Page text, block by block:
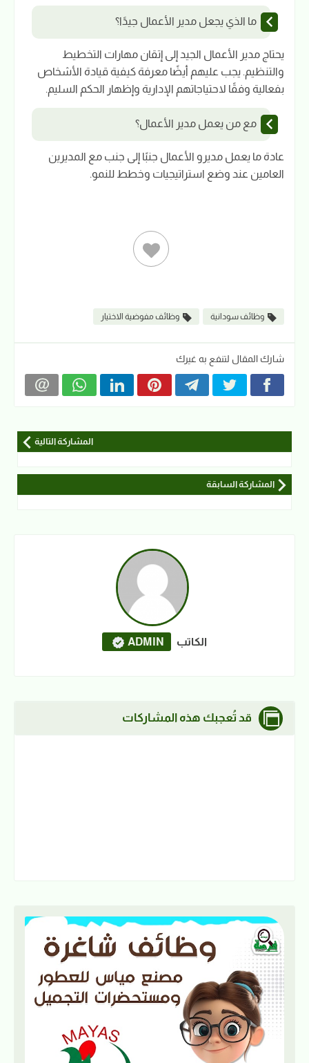
ما الذي يجعل مدير الأعمال جيدًا؟
يحتاج مدير الأعمال الجيد إلى إتقان مهارات التخطيط
والتنظيم. يجب عليهم أيضًا معرفة كيفية قيادة الأشخاص
بفعالية وفقًا لاحتياجاتهم الإدارية وإظهار الحكم السليم.
مع من يعمل مدير الأعمال؟
عادة ما يعمل مديرو الأعمال جنبًا إلى جنب مع المديرين
العامين عند وضع استراتيجيات وخطط للنمو.
وظائف سودانية وظائف مفوضية الاختيار
شارك المقال لتنفع به غيرك
المشاركة التالية
المشاركة السابقة
الكاتب ADMIN
قد تُعجبك هذه المشاركات